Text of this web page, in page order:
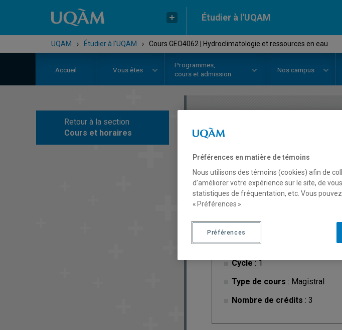
Étudier à l'UQAM
UQAM › Étudier à l'UQAM › Cours GEO4062 | Hydroclimatologie et ressources en eau
Accueil Vous êtes
Programmes,
cours et admission
Nos campus
Retour à la section
Cours et horaires
COURS
eau
Description
Cycle: 1
Type de cours : Magistral
Nombre de crédits : 3
Préférences en matière de témoins
Nous utilisons des témoins (cookies) afin de
d’améliorer votre expérience sur le site, de
statistiques de fréquentation, etc. Vous
« Préférences ».
Préférences